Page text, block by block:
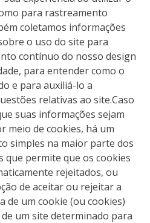
para rastreamento
coletamos informações
o uso do site para
contínuo do nosso design
para entender como o
e para auxiliá-lo a
relativas ao site.Caso
suas informações sejam
meio de cookies, há um
simples na maior parte dos
que permite que os cookies
rejeitados, ou
de aceitar ou rejeitar a
de um cookie (ou cookies)
de um site determinado para